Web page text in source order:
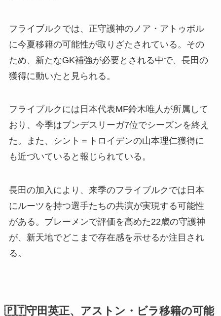
フライブルクでは、正守護神のノア・アトゥボル
に今夏移籍の可能性が取りざたされている。その
ため、新たなGK補強が必要とされる中で、長田の
獲得に動いたと見られる。
フライブルクには日本代表MF鈴木唯人が所属して
おり、今季はブンデスリーガ7位でシーズンを終え
た。また、シント＝トロイデンの山本理仁獲得に
も近づいていると報じられている。
長田の加入により、来季のフライブルクでは日本
にルーツを持つ選手たちの共演が実現する可能性
がある。ブレーメンで評価を高めた22歳の守護神
が、新天地でどこまで存在感を示せるか注目され
る。
🇵🇹守田英正、アストン・ビラ移籍の可能